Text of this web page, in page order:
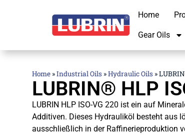
Home
Gear Oils
Home»Industrial Oils »Hydraulic Oils »
LUBRIN® HLP
LUBRIN HLP ISO-VG 220 ist ein auf
Additiven. Dieses Hydrauliköl besteht aus
ausschließlich in der Raffinerieproduktion